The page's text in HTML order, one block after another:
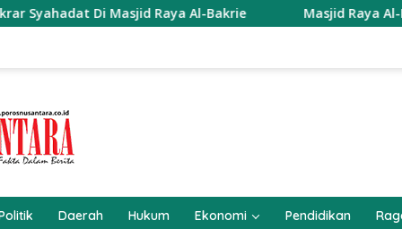
Masjid Raya Al-Bakrie Masjid Raya Al-Bakri
Daerah Hukum Ekonomi Pendidikan